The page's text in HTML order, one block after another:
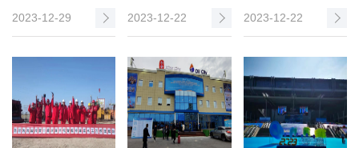
2023-12-29
夏地震灾区
2023-12-22
二氧化碳泡沫压裂
水平井量子点产液
剖面测试
2023-12-22